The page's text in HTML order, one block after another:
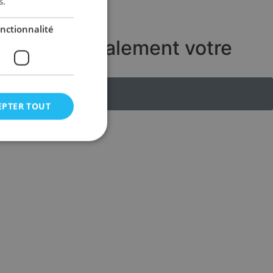
fiscalement votre
(Accès Membre)
TOUT